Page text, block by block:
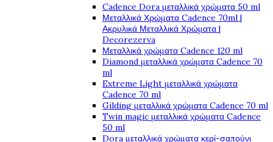
Cadence Dora μεταλλικά χρώματα 50 ml
Μεταλλικά Χρώματα Cadence 70ml |
Ακρυλικά Μεταλλικά Χρώματα |
Decorezerva
Μεταλλικά χρώματα Cadence 120 ml
Diamond μεταλλικά χρώματα Cadence 70
ml
Extreme Light μεταλλικά χρώματα
Cadence 70 ml
Gilding μεταλλικά χρώματα Cadence 70 ml
Twin magic μεταλλικά χρώματα Cadence
50 ml
Dora μεταλλικά χρώματα κερί-σαπούνι